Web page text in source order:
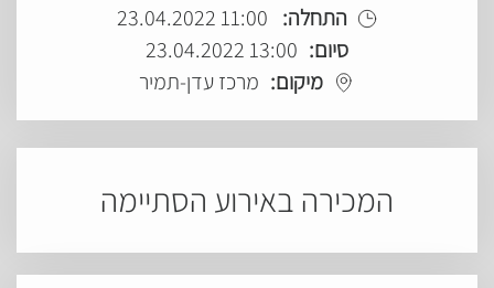
התחלה: 11:00 23.04.2022
סיום: 13:00 23.04.2022
מיקום: מרכז עדן-תמיר
המכירה באירוע הסתיימה